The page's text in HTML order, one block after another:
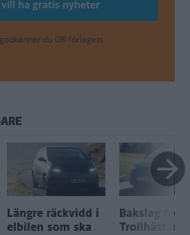
du OK-förlagets
Längre räckvidd i
elbilen som ska
Bakslag för
Trollhättan: